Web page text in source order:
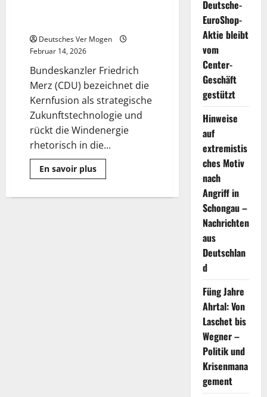
Deutsches Ver Mogen
Februar 14, 2026
Bundeskanzler Friedrich
Merz (CDU) bezeichnet die
Kernfusion als strategische
Zukunftstechnologie und
rückt die Windenergie
rhetorisch in die...
En savoir plusMehr
Informationen
Friedrich
Deutsche-
EuroShop-
Aktie bleibt
vom
Center-
Geschäft
gestützt
Hinweise
auf
extremistis
ches Motiv
nach
Angriff in
Schongau –
Nachrichten
aus
Deutschlan
d
Füng Jahre
Ahrtal: Von
Laschet bis
Wegner –
Politik und
Krisenmana
gement